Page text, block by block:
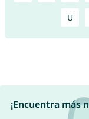
U
¡Encuentra más